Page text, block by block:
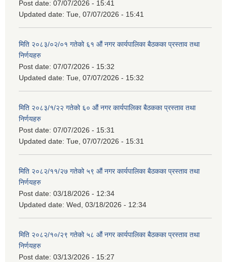
Post date: 07/07/2026 - 15:41
Updated date: Tue, 07/07/2026 - 15:41
मिति २०८३/०२/०१ गतेको ६१ औं नगर कार्यपालिका बैठकका प्रस्ताव तथा
निर्णयहरु
Post date: 07/07/2026 - 15:32
Updated date: Tue, 07/07/2026 - 15:32
मिति २०८३/१/२२ गतेको ६० औं नगर कार्यपालिका बैठकका प्रस्ताव तथा
निर्णयहरु
Post date: 07/07/2026 - 15:31
Updated date: Tue, 07/07/2026 - 15:31
मिति २०८२/११/२७ गतेको ५९ औं नगर कार्यपालिका बैठकका प्रस्ताव तथा
निर्णयहरु
Post date: 03/18/2026 - 12:34
Updated date: Wed, 03/18/2026 - 12:34
मिति २०८२/१०/२९ गतेको ५८ औं नगर कार्यपालिका बैठकका प्रस्ताव तथा
निर्णयहरु
Post date: 03/13/2026 - 15:27